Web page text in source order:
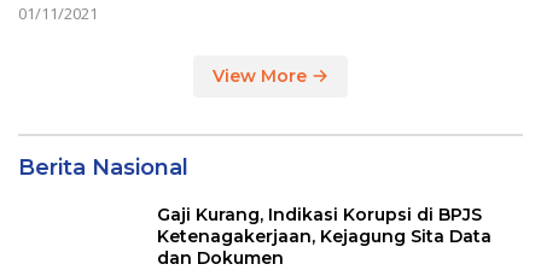
01/11/2021
View More
Berita Nasional
Gaji Kurang, Indikasi Korupsi di BPJS
Ketenagakerjaan, Kejagung Sita Data
dan Dokumen